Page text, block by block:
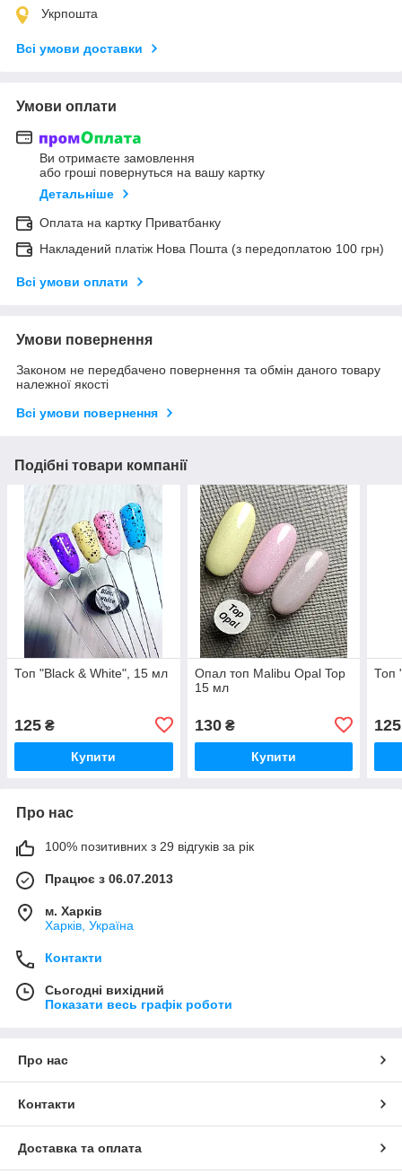
Укрпошта
Всі умови доставки
Умови оплати
Ви отримаєте замовлення
або гроші повернуться на вашу картку
Детальніше
Оплата на картку Приватбанку
Накладений платіж Нова Пошта (з передоплатою 100 грн)
Всі умови оплати
Умови повернення
Законом не передбачено повернення та обмін даного товару
належної якості
Всі умови повернення
Подібні товари компанії
Топ "Black & White", 15 мл
125 ₴
Купити
Опал топ Malibu Opal Top
15 мл
130₴
Купити
Топ
125
Про нас
100% позитивних з 29 відгуків за рік
Працює з 06.07.2013
м. Харків
Харків, Україна
Контакти
Сьогодні вихідний
Показати весь графік роботи
Про нас
Контакти
Доставка та оплата